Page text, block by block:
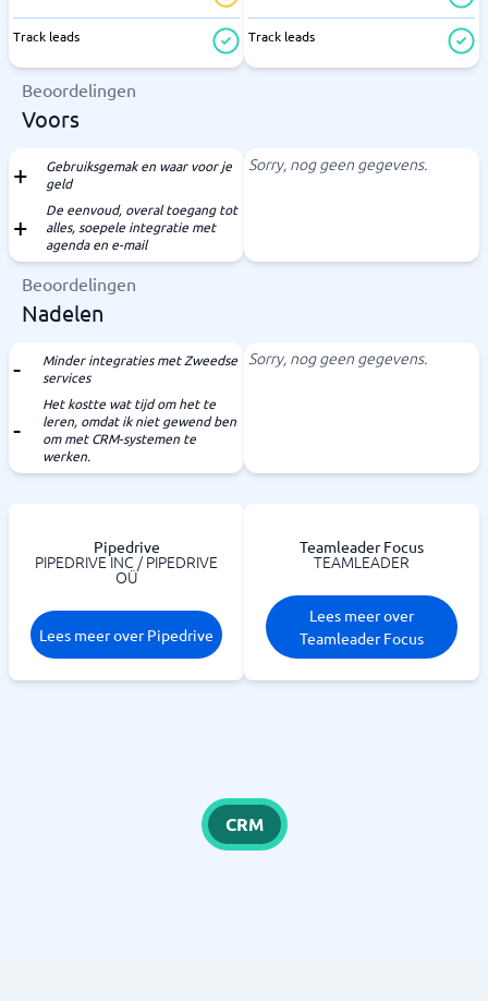
Track leads Track leads
Beoordelingen
Voors
Gebruiksgemak en waar voor je
geld
De eenvoud, overal toegang tot
alles, soepele integratie met
agenda en e-mail
Sorry, nog geen gegevens.
Beoordelingen
Nadelen
Minder integraties met Zweedse
services
Het kostte wat tijd om het te
leren, omdat ik niet gewend ben
om met CRM-systemen te
werken.
Sorry, nog geen gegevens.
Pipedrive
PIPEDRIVE INC / PIPEDRIVE
OÜ
Lees meer over Pipedrive
Teamleader Focus
TEAMLEADER
Lees meer over
Teamleader Focus
CRM